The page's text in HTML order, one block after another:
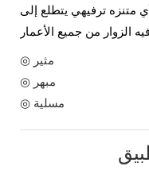
لأي متنزه ترفيهي يتطلع إلى
◎ مثير
◎ مبهر
◎ مسلية